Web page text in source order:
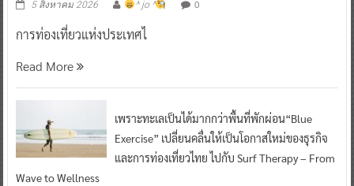
5 สิงหาคม 2026 ^ jo ^ 0
การท่องเที่ยวแห่งประเทศไ
Read More
เพราะทะเลเป็นได้มากกว่าพื้นที่พักผ่อน“Blue
Exercise” เปลี่ยนคลื่นให้เป็นโอกาสใหม่ของธุรกิจ
และการท่องเที่ยวไทย ไปกับ Surf Therapy – From
Wave to Wellness